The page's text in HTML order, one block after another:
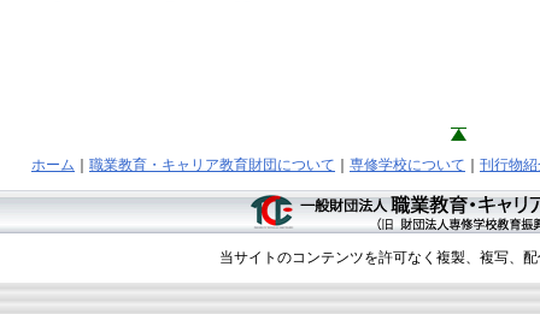
ホーム 職業教育・キャリア教育財団について 専修学校について 刊行物
当サイトのコンテンツを許可なく複製、複写、